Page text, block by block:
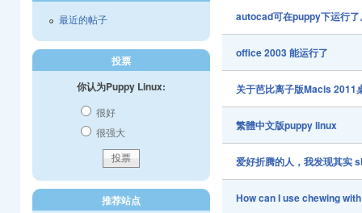
autocad可在puppy下运行了
office 2003 能运行了
关于芭比离子版Macis 2011
繁體中文版puppy linux
爱好折腾的人，我发现其实
How can I use chewing
最近的帖子
投票
你认为Puppy Linux:
很好
很强大
推荐站点